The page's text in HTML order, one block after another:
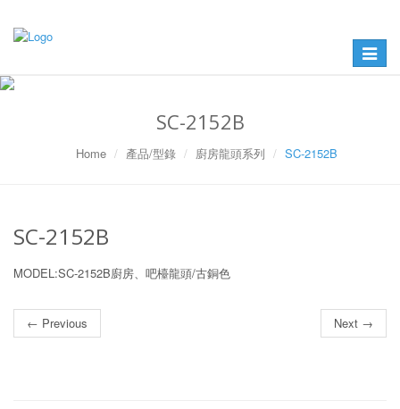
Toggle
SC-2152B
Home 產品/型錄 廚房龍頭系列 SC-2152B
SC-2152B
MODEL:SC-2152B廚房、吧檯龍頭/古銅色
← Previous Next →